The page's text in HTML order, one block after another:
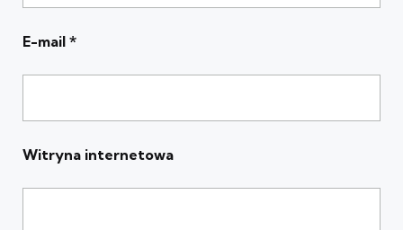
E-mail *
Witryna internetowa